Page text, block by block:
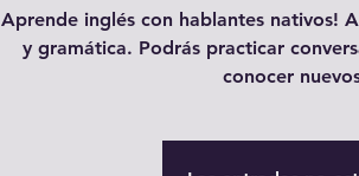
Aprende inglés con hablantes nativos!
y gramática. Podrás practicar
conocer